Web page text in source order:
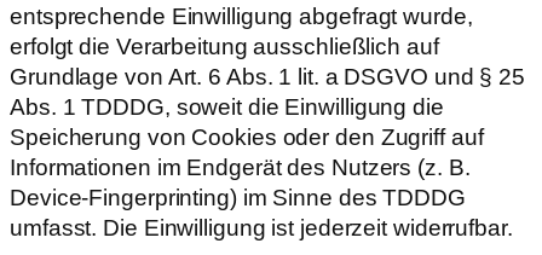
entsprechende Einwilligung abgefragt wurde,
erfolgt die Verarbeitung ausschließlich auf
Grundlage von Art. 6 Abs. 1 lit. a DSGVO und § 25
Abs. 1 TDDDG, soweit die Einwilligung die
Speicherung von Cookies oder den Zugriff auf
Informationen im Endgerät des Nutzers (z. B.
Device-Fingerprinting) im Sinne des TDDDG
umfasst. Die Einwilligung ist jederzeit widerrufbar.